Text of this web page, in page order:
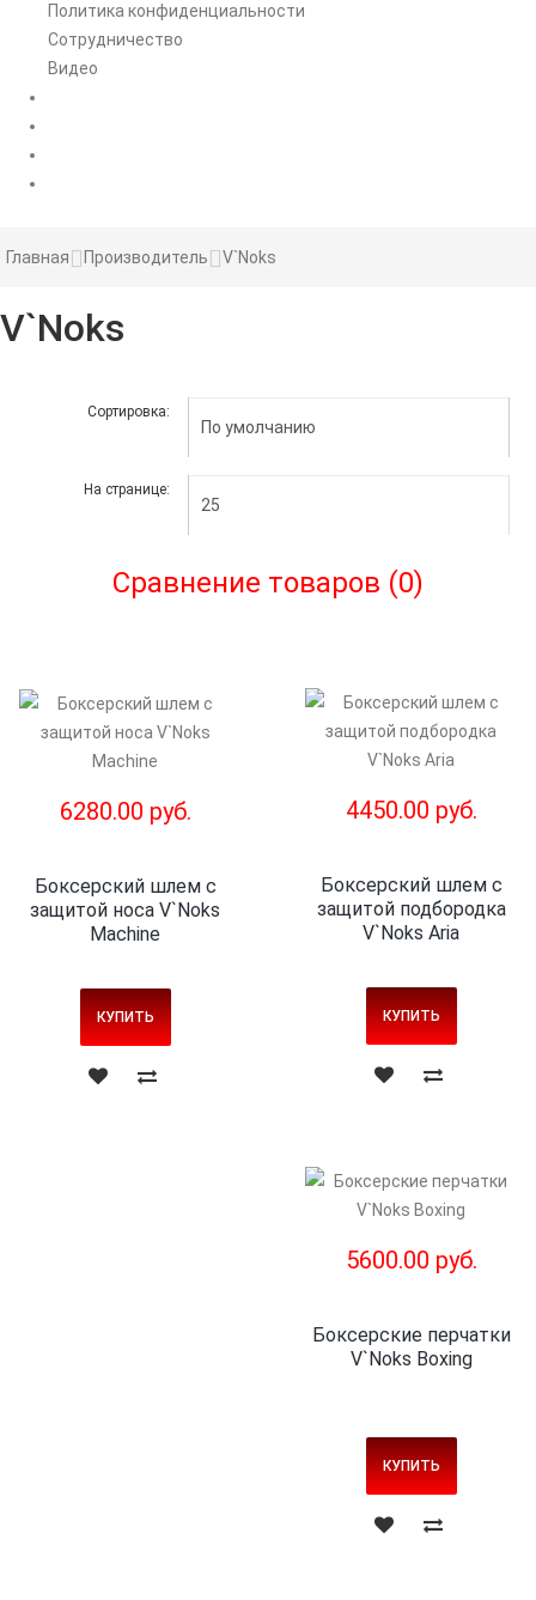
Политика конфиденциальности
Сотрудничество
Видео
Главная Производитель V`Noks
V`Noks
Сортировка:
На странице:
Сравнение товаров (0)
6280.00 руб.
Боксерский шлем с
защитой носа V`Noks
Machine
КУПИТЬ
4450.00 руб.
Боксерский шлем с
защитой подбородка
V`Noks Aria
КУПИТЬ
5600.00 руб.
Боксерские перчатки
V`Noks Boxing
КУПИТЬ